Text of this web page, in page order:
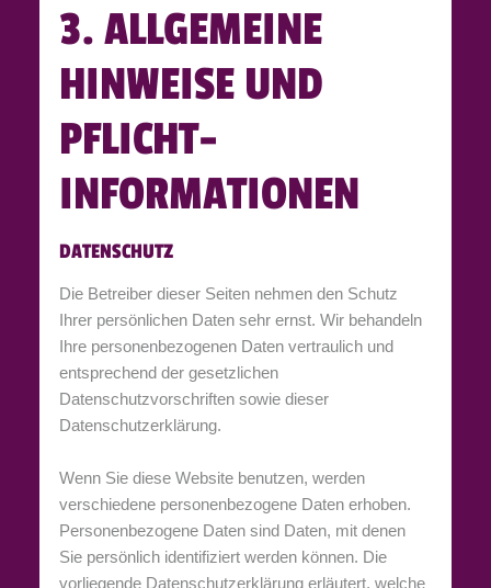
3. ALLGEMEINE
HINWEISE UND
PFLICHT­
INFORMATIONEN
DATENSCHUTZ
Die Betreiber dieser Seiten nehmen den Schutz
Ihrer persönlichen Daten sehr ernst. Wir behandeln
Ihre personenbezogenen Daten vertraulich und
entsprechend der gesetzlichen
Datenschutzvorschriften sowie dieser
Datenschutzerklärung.
Wenn Sie diese Website benutzen, werden
verschiedene personenbezogene Daten erhoben.
Personenbezogene Daten sind Daten, mit denen
Sie persönlich identifiziert werden können. Die
vorliegende Datenschutzerklärung erläutert, welche